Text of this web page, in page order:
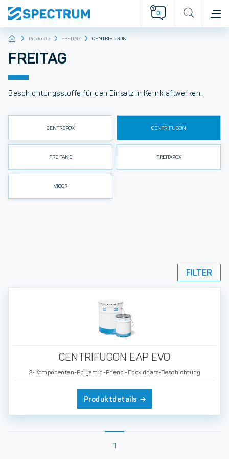
0
Produkte FREITAG CENTRIFUGON
FREITAG
Beschichtungsstoffe für den Einsatz in Kernkraftwerken.
CENTREPOX CENTRIFUGON
FREITANE FREITAPOX
VIGOR
FILTER
CENTRIFUGON EAP EVO
2-Komponenten-Polyamid-Phenol-Epoxidharz-Beschichtung
Produktdetails
1